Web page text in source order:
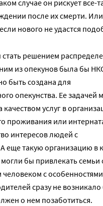
случае он рискует все-
после их смерти.
нового не удастся
стать решением
из опекунов была бы
быть создана для
опекунства. Ее задачей
услуг в
проживания или
интересов людей с
еще такую организацию в
бы привлекать семьи
с
сразу не
о нем позаботиться.